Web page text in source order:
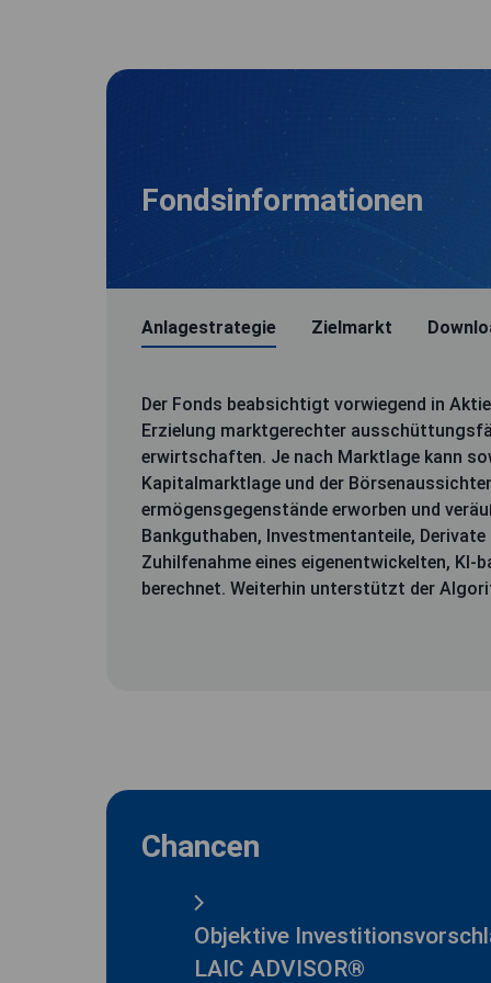
Fondsinformationen
Anlagestrategie Zielmarkt
Der Fonds beabsichtigt vorwiegend in
Erzielung marktgerechter
erwirtschaften. Je nach Marktlage kann
Kapitalmarktlage und der
ermögensgegenstände erworben und
Bankguthaben, Investmentanteile,
Zuhilfenahme eines eigenentwickelten,
berechnet. Weiterhin unterstützt der
Chancen
Objektive
LAIC ADVISOR®